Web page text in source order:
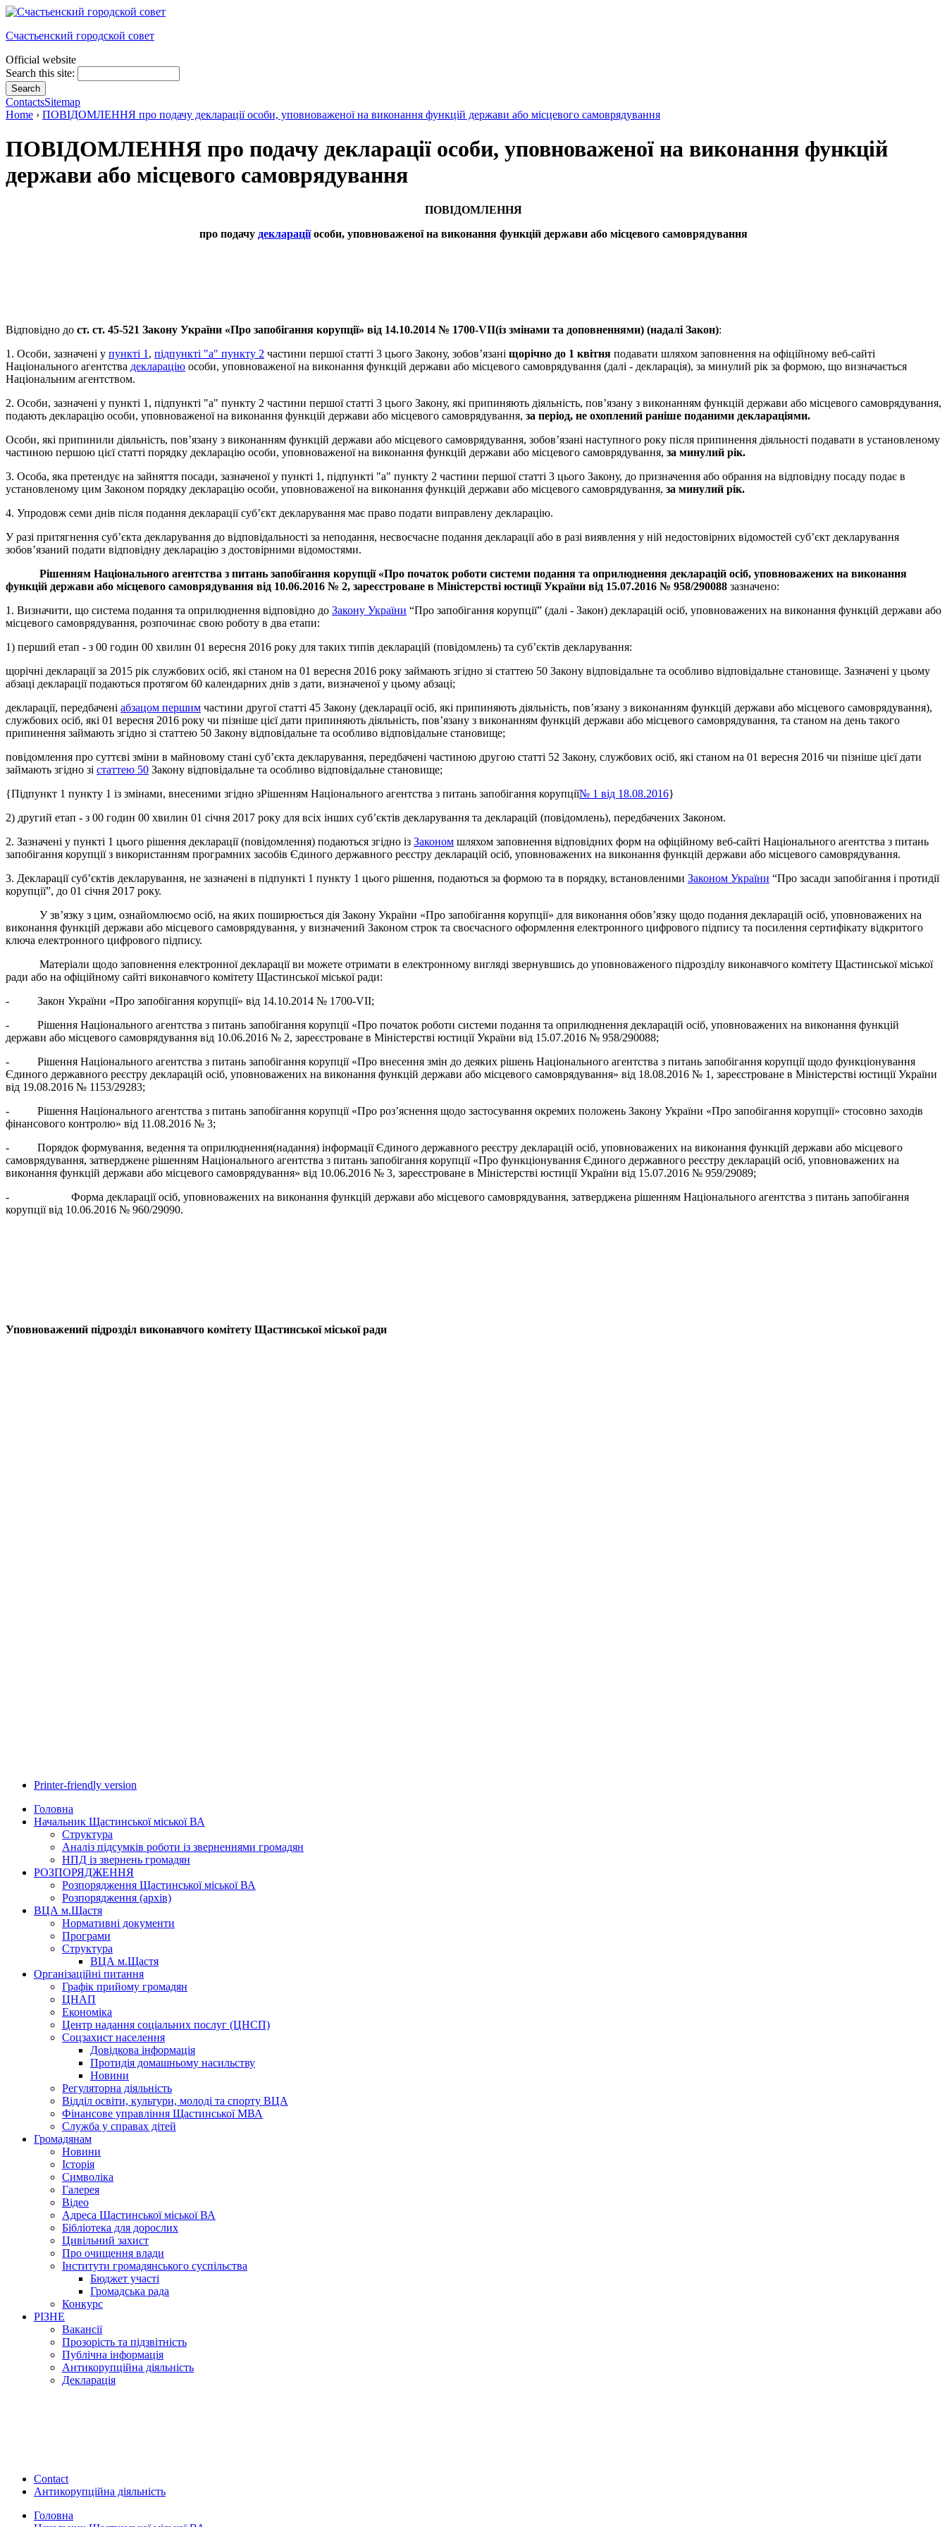
Счастьенский городской совет
Official website
Search this site:
ContactsSitemap
Home › ПОВІДОМЛЕННЯ про подачу декларації особи, уповноваженої на виконання функцій держави або місцевого самоврядування
ПОВІДОМЛЕННЯ про подачу декларації особи, уповноваженої на виконання функцій
держави або місцевого самоврядування
ПОВІДОМЛЕННЯ
про подачу деклараціїособи, уповноваженої на виконання функцій держави або місцевого самоврядування
Відповідно до ст. ст. 45-521 Закону України «Про запобігання корупції» від 14.10.2014 № 1700-VII(із змінами та доповненнями) (надалі Закон):
1. Особи, зазначені у пункті 1 , підпункті "а" пункту 2 частини першої статті 3 цього Закону, зобов’язані щорічно до 1 квітня подавати шляхом заповнення на офіційному веб-сайті
Національного агентства декларацію особи, уповноваженої на виконання функцій держави або місцевого самоврядування (далі - декларація), за минулий рік за формою, що визначається
Національним агентством.
2. Особи, зазначені у пункті 1, підпункті "а" пункту 2 частини першої статті 3 цього Закону, які припиняють діяльність, пов’язану з виконанням функцій держави або місцевого самоврядування,
подають декларацію особи, уповноваженої на виконання функцій держави або місцевого самоврядування, за період, не охоплений раніше поданими деклараціями.
Особи, які припинили діяльність, пов’язану з виконанням функцій держави або місцевого самоврядування, зобов’язані наступного року після припинення діяльності подавати в установленому
частиною першою цієї статті порядку декларацію особи, уповноваженої на виконання функцій держави або місцевого самоврядування, за минулий рік.
3. Особа, яка претендує на зайняття посади, зазначеної у пункті 1, підпункті "а" пункту 2 частини першої статті 3 цього Закону, до призначення або обрання на відповідну посаду подає в
установленому цим Законом порядку декларацію особи, уповноваженої на виконання функцій держави або місцевого самоврядування, за минулий рік.
4. Упродовж семи днів після подання декларації суб’єкт декларування має право подати виправлену декларацію.
У разі притягнення суб’єкта декларування до відповідальності за неподання, несвоєчасне подання декларації або в разі виявлення у ній недостовірних відомостей суб’єкт декларування
зобов’язаний подати відповідну декларацію з достовірними відомостями.
Рішенням Національного агентства з питань запобігання корупції «Про початок роботи системи подання та оприлюднення декларацій осіб, уповноважених на виконання
функцій держави або місцевого самоврядування від 10.06.2016 № 2, зареєстроване в Міністерстві юстиції України від 15.07.2016 № 958/290088 зазначено:
1. Визначити, що система подання та оприлюднення відповідно до Закону України “Про запобігання корупції” (далі - Закон) декларацій осіб, уповноважених на виконання функцій держави або
місцевого самоврядування, розпочинає свою роботу в два етапи:
1) перший етап - з 00 годин 00 хвилин 01 вересня 2016 року для таких типів декларацій (повідомлень) та суб’єктів декларування:
щорічні декларації за 2015 рік службових осіб, які станом на 01 вересня 2016 року займають згідно зі статтею 50 Закону відповідальне та особливо відповідальне становище. Зазначені у цьому
абзаці декларації подаються протягом 60 календарних днів з дати, визначеної у цьому абзаці;
декларації, передбачені абзацом першим частини другої статті 45 Закону (декларації осіб, які припиняють діяльність, пов’язану з виконанням функцій держави або місцевого самоврядування),
службових осіб, які 01 вересня 2016 року чи пізніше цієї дати припиняють діяльність, пов’язану з виконанням функцій держави або місцевого самоврядування, та станом на день такого
припинення займають згідно зі статтею 50 Закону відповідальне та особливо відповідальне становище;
повідомлення про суттєві зміни в майновому стані суб’єкта декларування, передбачені частиною другою статті 52 Закону, службових осіб, які станом на 01 вересня 2016 чи пізніше цієї дати
займають згідно зі статтею 50 Закону відповідальне та особливо відповідальне становище;
{Підпункт 1 пункту 1 із змінами, внесеними згідно зРішенням Національного агентства з питань запобігання корупції№ 1 від 18.08.2016}
2) другий етап - з 00 годин 00 хвилин 01 січня 2017 року для всіх інших суб’єктів декларування та декларацій (повідомлень), передбачених Законом.
2. Зазначені у пункті 1 цього рішення декларації (повідомлення) подаються згідно із Законом шляхом заповнення відповідних форм на офіційному веб-сайті Національного агентства з питань
запобігання корупції з використанням програмних засобів Єдиного державного реєстру декларацій осіб, уповноважених на виконання функцій держави або місцевого самоврядування.
3. Декларації суб’єктів декларування, не зазначені в підпункті 1 пункту 1 цього рішення, подаються за формою та в порядку, встановленими Законом України “Про засади запобігання і протидії
корупції”, до 01 січня 2017 року.
У зв’язку з цим, ознайомлюємо осіб, на яких поширюється дія Закону України «Про запобігання корупції» для виконання обов’язку щодо подання декларацій осіб, уповноважених на
виконання функцій держави або місцевого самоврядування, у визначений Законом строк та своєчасного оформлення електронного цифрового підпису та посилення сертифікату відкритого
ключа електронного цифрового підпису.
Матеріали щодо заповнення електронної декларації ви можете отримати в електронному вигляді звернувшись до уповноваженого підрозділу виконавчого комітету Щастинської міської
ради або на офіційному сайті виконавчого комітету Щастинської міської ради:
- Закон України «Про запобігання корупції» від 14.10.2014 № 1700-VII;
- Рішення Національного агентства з питань запобігання корупції «Про початок роботи системи подання та оприлюднення декларацій осіб, уповноважених на виконання функцій
держави або місцевого самоврядування від 10.06.2016 № 2, зареєстроване в Міністерстві юстиції України від 15.07.2016 № 958/290088;
- Рішення Національного агентства з питань запобігання корупції «Про внесення змін до деяких рішень Національного агентства з питань запобігання корупції щодо функціонування
Єдиного державного реєстру декларацій осіб, уповноважених на виконання функцій держави або місцевого самоврядування» від 18.08.2016 № 1, зареєстроване в Міністерстві юстиції України
від 19.08.2016 № 1153/29283;
- Рішення Національного агентства з питань запобігання корупції «Про роз’яснення щодо застосування окремих положень Закону України «Про запобігання корупції» стосовно заходів
фінансового контролю» від 11.08.2016 № 3;
- Порядок формування, ведення та оприлюднення(надання) інформації Єдиного державного реєстру декларацій осіб, уповноважених на виконання функцій держави або місцевого
самоврядування, затверджене рішенням Національного агентства з питань запобігання корупції «Про функціонування Єдиного державного реєстру декларацій осіб, уповноважених на
виконання функцій держави або місцевого самоврядування» від 10.06.2016 № 3, зареєстроване в Міністерстві юстиції України від 15.07.2016 № 959/29089;
- Форма декларації осіб, уповноважених на виконання функцій держави або місцевого самоврядування, затверджена рішенням Національного агентства з питань запобігання
корупції від 10.06.2016 № 960/29090.
Уповноважений підрозділ виконавчого комітету Щастинської міської ради
Printer-friendly version
Головна
Начальник Щастинської міської ВА
Структура
Аналіз підсумків роботи із зверненнями громадян
НПД із звернень громадян
РОЗПОРЯДЖЕННЯ
Розпорядження Щастинської міської ВА
Розпорядження (архів)
ВЦА м.Щастя
Нормативні документи
Програми
Структура
ВЦА м.Щастя
Організаційні питання
Графік прийому громадян
ЦНАП
Економіка
Центр надання соціальних послуг (ЦНСП)
Соцзахист населення
Довідкова інформація
Протидія домашньому насильству
Новини
Регуляторна діяльність
Відділ освіти, культури, молоді та спорту ВЦА
Фінансове управління Щастинської МВА
Служба у справах дітей
Громадянам
Новини
Історія
Символіка
Галерея
Відео
Адреса Щастинської міської ВА
Бібліотека для дорослих
Цивільний захист
Про очищення влади
Інститути громадянського суспільства
Бюджет участі
Громадська рада
Конкурс
РІЗНЕ
Вакансії
Прозорість та підзвітність
Публічна інформація
Антикорупційна діяльність
Декларація
Contact
Антикорупційна діяльність
Головна